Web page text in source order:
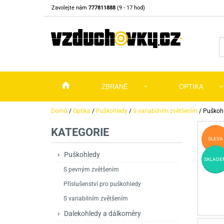
Zavolejte nám 777811888 (9 - 17 hod)
ZBRANĚ
Vzduchovky Vzduchovky na
Příslušenství pro
Vzduchovky PCP
Vzduchovky
Vzduchové pistole a revolveryPříslušenství
Plynové pistole a revolvery
Příslušenství
Perkusní zbraně
Nože
OPTIKA
Puškohledy
Dalekohledy a
Kolimátory, lasery
Noční vidění a
Domů / Optika / Puškohledy / S variabilním zvětšením /
KATEGORIE
Puškohledy
S pevným zvětšením
Příslušenství pro puškohledy
S variabilním zvětšením
Dalekohledy a dálkoměry
SLEVA